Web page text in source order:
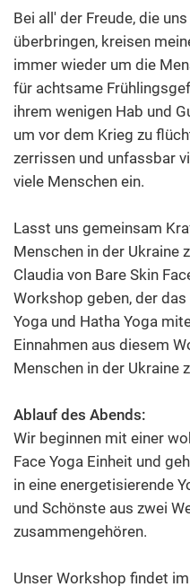
Bei all' der Freude, die
überbringen, kreisen
immer wieder um die
für achtsame
ihrem wenigen Hab und
um vor dem Krieg zu
zerrissen und unfassbar
viele Menschen ein.
Lasst uns gemeinsam
Menschen in der Ukraine
Claudia von Bare Skin
Workshop geben, der
Yoga und Hatha Yoga
Einnahmen aus diesem
Menschen in der Ukraine
Ablauf des Abends:
Wir beginnen mit einer
Face Yoga Einheit und
in eine energetisierende
und Schönste aus zwei
zusammengehören.
Unser Workshop findet